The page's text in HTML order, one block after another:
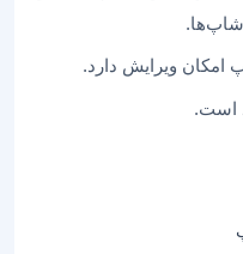
شاپ‌ها.
امکان ویرایش دارد.